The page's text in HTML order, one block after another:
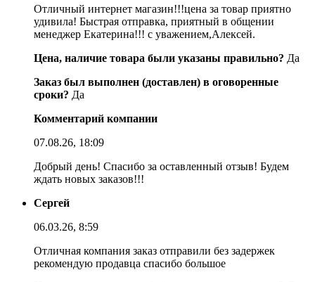
Отличный интернет магазин!!!цена за товар приятно
удивила! Быстрая отправка, приятный в общении
менеджер Екатерина!!! с уважением,Алексей.
Цена, наличие товара были указаны правильно? Да
Заказ был выполнен (доставлен) в оговоренные
сроки? Да
Комментарий компании
07.08.26, 18:09
Добрый день! Спасибо за оставленный отзыв! Будем
ждать новых заказов!!!
Сергей
06.03.26, 8:59
Отличная компания заказ отправили без задержек
рекомендую продавца спасибо большое